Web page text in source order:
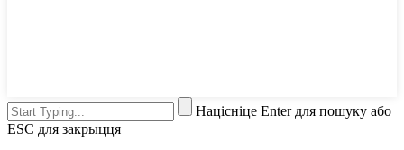
Націсніце Enter для пошуку або
ESC для закрыцця